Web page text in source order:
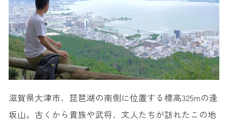
滋賀県大津市、琵琶湖の南側に位置する標高325mの逢
坂山。古くから貴族や武将、文人たちが訪れたこの地